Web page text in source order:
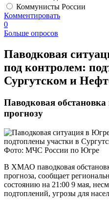
Коммунисты России
Комментировать
0
Больше опросов
​Паводковая
под контролем:
Сургутском и
Паводковая
прогнозу
Фото: МЧС России по Югре
В ХМАО паводковая
прогноза, сообщает
состоянию на 21:00 9 мая,
подтоплений, угрозы для